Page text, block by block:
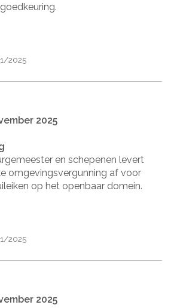
2025
2025
en schepenen levert
omgevingsvergunning af voor
op het openbaar domein.
2025
2025